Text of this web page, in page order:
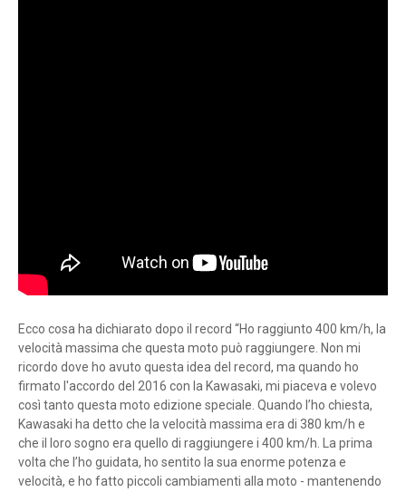
Ecco cosa ha dichiarato dopo il record “Ho raggiunto 400 km/h, la
velocità massima che questa moto può raggiungere. Non mi
ricordo dove ho avuto questa idea del record, ma quando ho
firmato l'accordo del 2016 con la Kawasaki, mi piaceva e volevo
così tanto questa moto edizione speciale. Quando l’ho chiesta,
Kawasaki ha detto che la velocità massima era di 380 km/h e
che il loro sogno era quello di raggiungere i 400 km/h. La prima
volta che l’ho guidata, ho sentito la sua enorme potenza e
velocità, e ho fatto piccoli cambiamenti alla moto - mantenendo